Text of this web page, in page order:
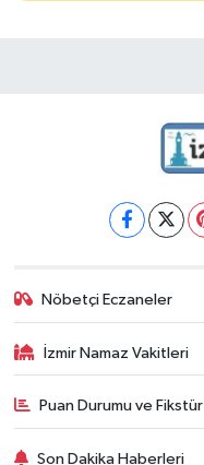
Nöbetçi Eczaneler
İzmir Namaz Vakitleri
Puan Durumu ve Fikstür
Son Dakika Haberleri